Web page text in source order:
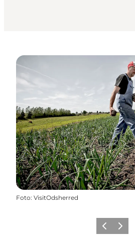
Foto: VisitOdsherred
Precedente
Avanti